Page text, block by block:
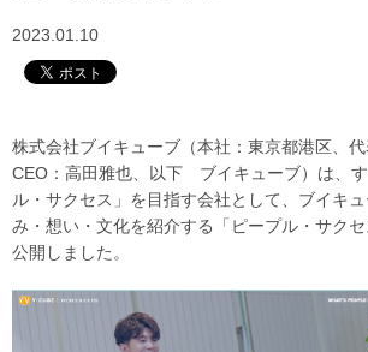
2023.01.10
株式会社ブイキューブ（本社：東京都港区、
CEO：高田雅也、以下 ブイキューブ）は、
ル・サクセス」を目指す会社として、ブイキ
み・想い・文化を紹介する「ピープル・サクセ
公開しました。